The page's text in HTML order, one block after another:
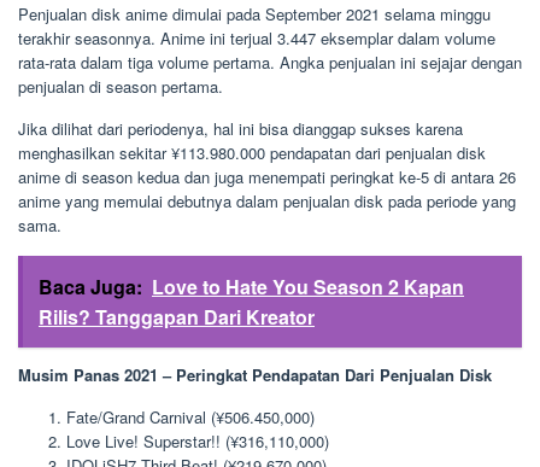
Penjualan disk anime dimulai pada September 2021 selama minggu
terakhir seasonnya. Anime ini terjual 3.447 eksemplar dalam volume
rata-rata dalam tiga volume pertama. Angka penjualan ini sejajar dengan
penjualan di season pertama.
Jika dilihat dari periodenya, hal ini bisa dianggap sukses karena
menghasilkan sekitar ¥113.980.000 pendapatan dari penjualan disk
anime di season kedua dan juga menempati peringkat ke-5 di antara 26
anime yang memulai debutnya dalam penjualan disk pada periode yang
sama.
Baca Juga: Love to Hate You Season 2 Kapan
Rilis? Tanggapan Dari Kreator
Musim Panas 2021 – Peringkat Pendapatan Dari Penjualan Disk
Fate/Grand Carnival (¥506.450,000)
Love Live! Superstar!! (¥316,110,000)